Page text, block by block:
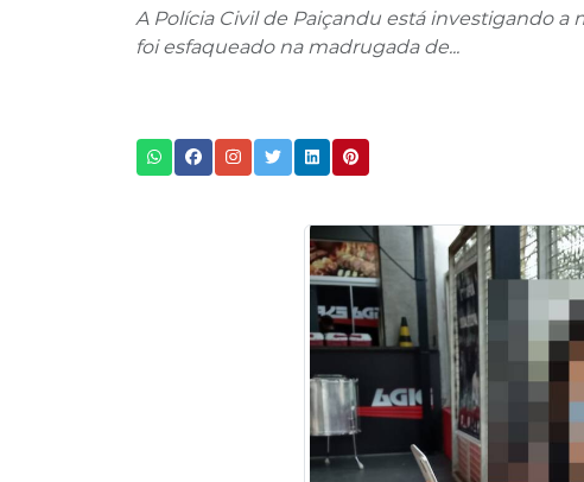
A Polícia Civil de Paiçandu está investigando a
foi esfaqueado na madrugada de...